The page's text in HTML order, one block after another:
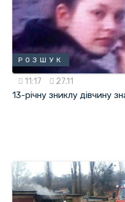
РОЗШУК
11:17 27.11
13-річну зниклу дівчину